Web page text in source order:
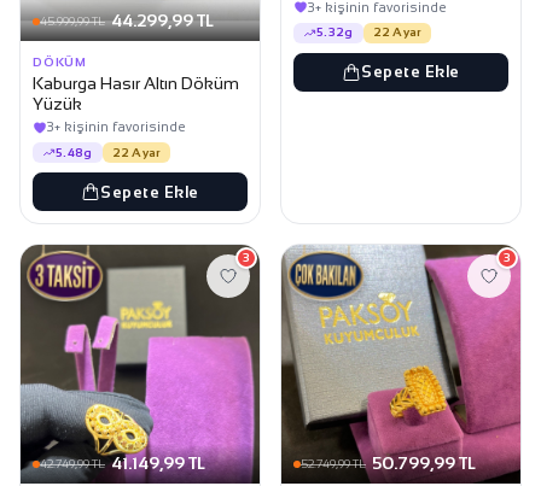
45.999,99 TL 44.299,99 TL
DÖKÜM
Kaburga Hasır Altın Döküm
Yüzük
3+ kişinin favorisinde
5.48g 22 Ayar
Sepete Ekle
3+ kişinin favorisinde
5.32g 22 Ayar
Sepete Ekle
42.749,99 TL 41.149,99 TL
3
52.749,99 TL 50.799,99 TL
3